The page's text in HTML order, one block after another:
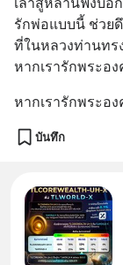
รักพ่อแบบนี้ ช่วย
ที่ในหลวงท่านทร
หากเรารักพระอ
หากเรารักพระอ
บันทึก